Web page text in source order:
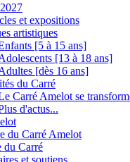
et expositions
artistiques
[5 à 15 ans]
[13 à 18 ans]
[dès 16 ans]
du Carré
Carré Amelot se
d'actus...
du Carré Amelot
du Carré
et soutiens